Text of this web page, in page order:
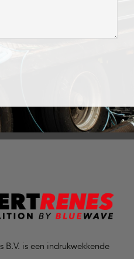
B.V. is een indrukwekkende